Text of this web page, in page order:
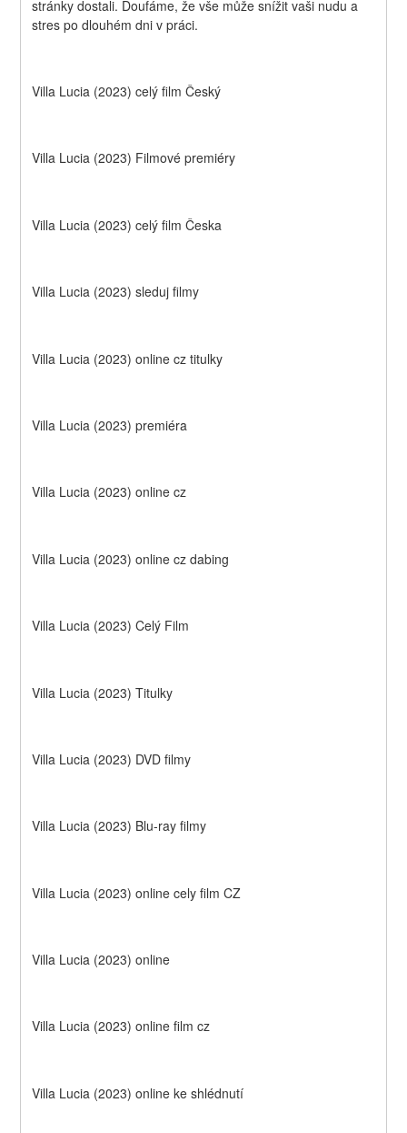
stránky dostali. Doufáme, že vše může snížit vaši nudu a
stres po dlouhém dni v práci.
Villa Lucia (2023) celý film Český
Villa Lucia (2023) Filmové premiéry
Villa Lucia (2023) celý film Česka
Villa Lucia (2023) sleduj filmy
Villa Lucia (2023) online cz titulky
Villa Lucia (2023) premiéra
Villa Lucia (2023) online cz
Villa Lucia (2023) online cz dabing
Villa Lucia (2023) Celý Film
Villa Lucia (2023) Titulky
Villa Lucia (2023) DVD filmy
Villa Lucia (2023) Blu-ray filmy
Villa Lucia (2023) online cely film CZ
Villa Lucia (2023) online
Villa Lucia (2023) online film cz
Villa Lucia (2023) online ke shlédnutí